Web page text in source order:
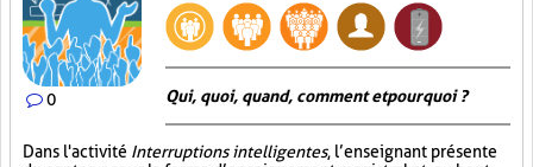
0 Qui, quoi, quand, comment et pourquoi ?
Dans l'activité Interruptions intelligentes, l’enseignant présente